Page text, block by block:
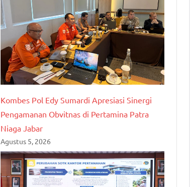
Kombes Pol Edy Sumardi Apresiasi Sinergi
Pengamanan Obvitnas di Pertamina Patra
Niaga Jabar
Agustus 5, 2026